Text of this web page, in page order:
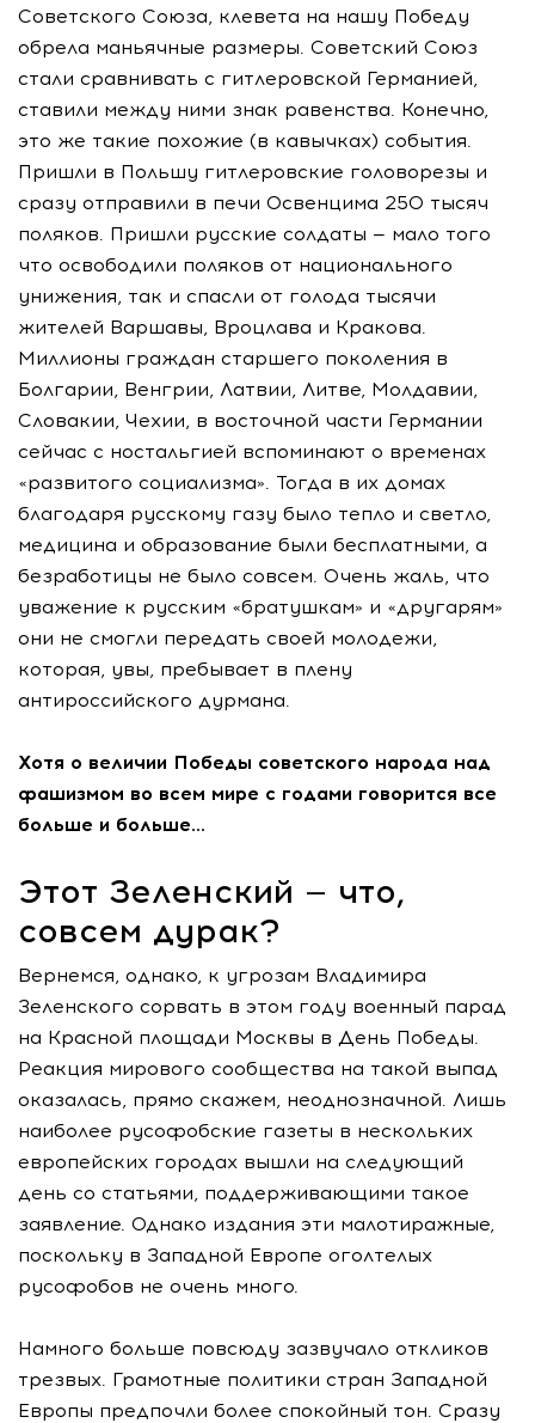
Советского Союза, клевета на нашу Победу
обрела маньячные размеры. Советский Союз
стали сравнивать с гитлеровской Германией,
ставили между ними знак равенства. Конечно,
это же такие похожие (в кавычках) события.
Пришли в Польшу гитлеровские головорезы и
сразу отправили в печи Освенцима 250 тысяч
поляков. Пришли русские солдаты — мало того
что освободили поляков от национального
унижения, так и спасли от голода тысячи
жителей Варшавы, Вроцлава и Кракова.
Миллионы граждан старшего поколения в
Болгарии, Венгрии, Латвии, Литве, Молдавии,
Словакии, Чехии, в восточной части Германии
сейчас с ностальгией вспоминают о временах
«развитого социализма». Тогда в их домах
благодаря русскому газу было тепло и светло,
медицина и образование были бесплатными, а
безработицы не было совсем. Очень жаль, что
уважение к русским «братушкам» и «другарям»
они не смогли передать своей молодежи,
которая, увы, пребывает в плену
антироссийского дурмана.
Хотя о величии Победы советского народа над
фашизмом во всем мире с годами говорится все
больше и больше…
Этот Зеленский — что,
совсем дурак?
Вернемся, однако, к угрозам Владимира
Зеленского сорвать в этом году военный парад
на Красной площади Москвы в День Победы.
Реакция мирового сообщества на такой выпад
оказалась, прямо скажем, неоднозначной. Лишь
наиболее русофобские газеты в нескольких
европейских городах вышли на следующий
день со статьями, поддерживающими такое
заявление. Однако издания эти малотиражные,
поскольку в Западной Европе оголтелых
русофобов не очень много.
Намного больше повсюду зазвучало откликов
трезвых. Грамотные политики стран Западной
Европы предпочли более спокойный тон. Сразу